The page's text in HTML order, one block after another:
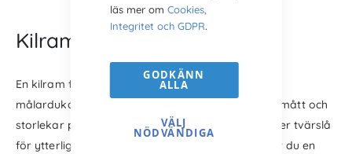
läs mer om Cookies,
Integritet och GDPR.
GODKÄNN
ALLA
VÄLJ
NÖDVÄNDIGA
Kilramen för stor canvas
En kilram för de större canvasutskrifterna och
målardukarna i proffsutförande. När du behöver mått och
storlekar på över 140 cm. Köp till intappat kors eller tvärslå
för ytterligare stabilitet. Max 280x280 cm. Behöver du en